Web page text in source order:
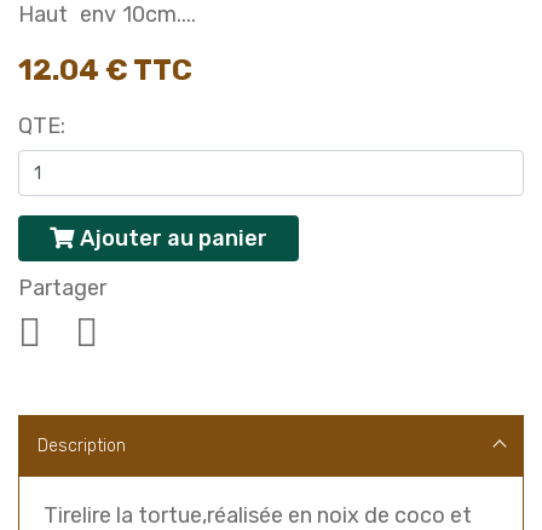
Haut env 10cm....
12.04 € TTC
QTE:
Ajouter au panier
Partager
Description
Tirelire la tortue,réalisée en noix de coco et